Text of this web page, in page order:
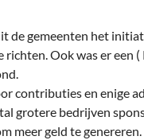
de gemeenten het
Ook was er een
contributies en enige
grotere bedrijven
meer geld te genereren.